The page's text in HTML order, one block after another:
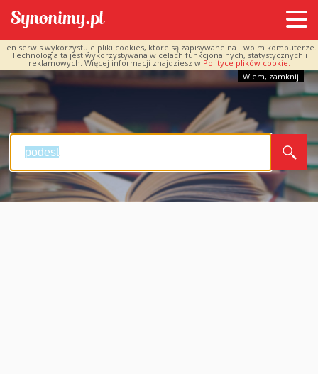
Ten serwis wykorzystuje pliki cookies, które są zapisywane na Twoim komputerze.
Technologia ta jest wykorzystywana w celach funkcjonalnych, statystycznych i
reklamowych. Więcej informacji znajdziesz w Polityce plików cookie.
Wiem, zamknij